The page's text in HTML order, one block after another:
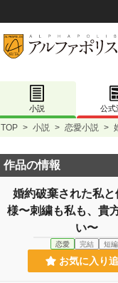
小説 公式
TOP > 小説 > 恋愛小説 >
作品の情報
婚約破棄された私と
様〜刺繍も私も、貴
い〜
恋愛 完結 短編
お気に入り